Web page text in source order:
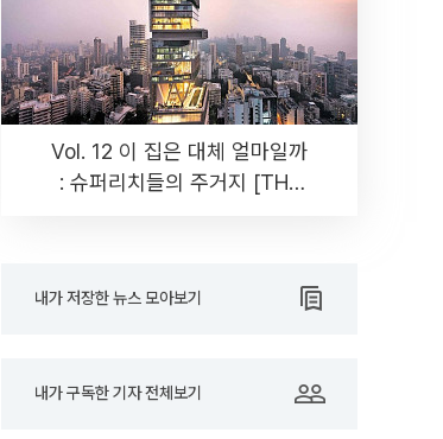
Vol. 12 이 집은 대체 얼마일까
: 슈퍼리치들의 주거지 [THE
내가 저장한 뉴스 모아보기
내가 구독한 기자 전체보기